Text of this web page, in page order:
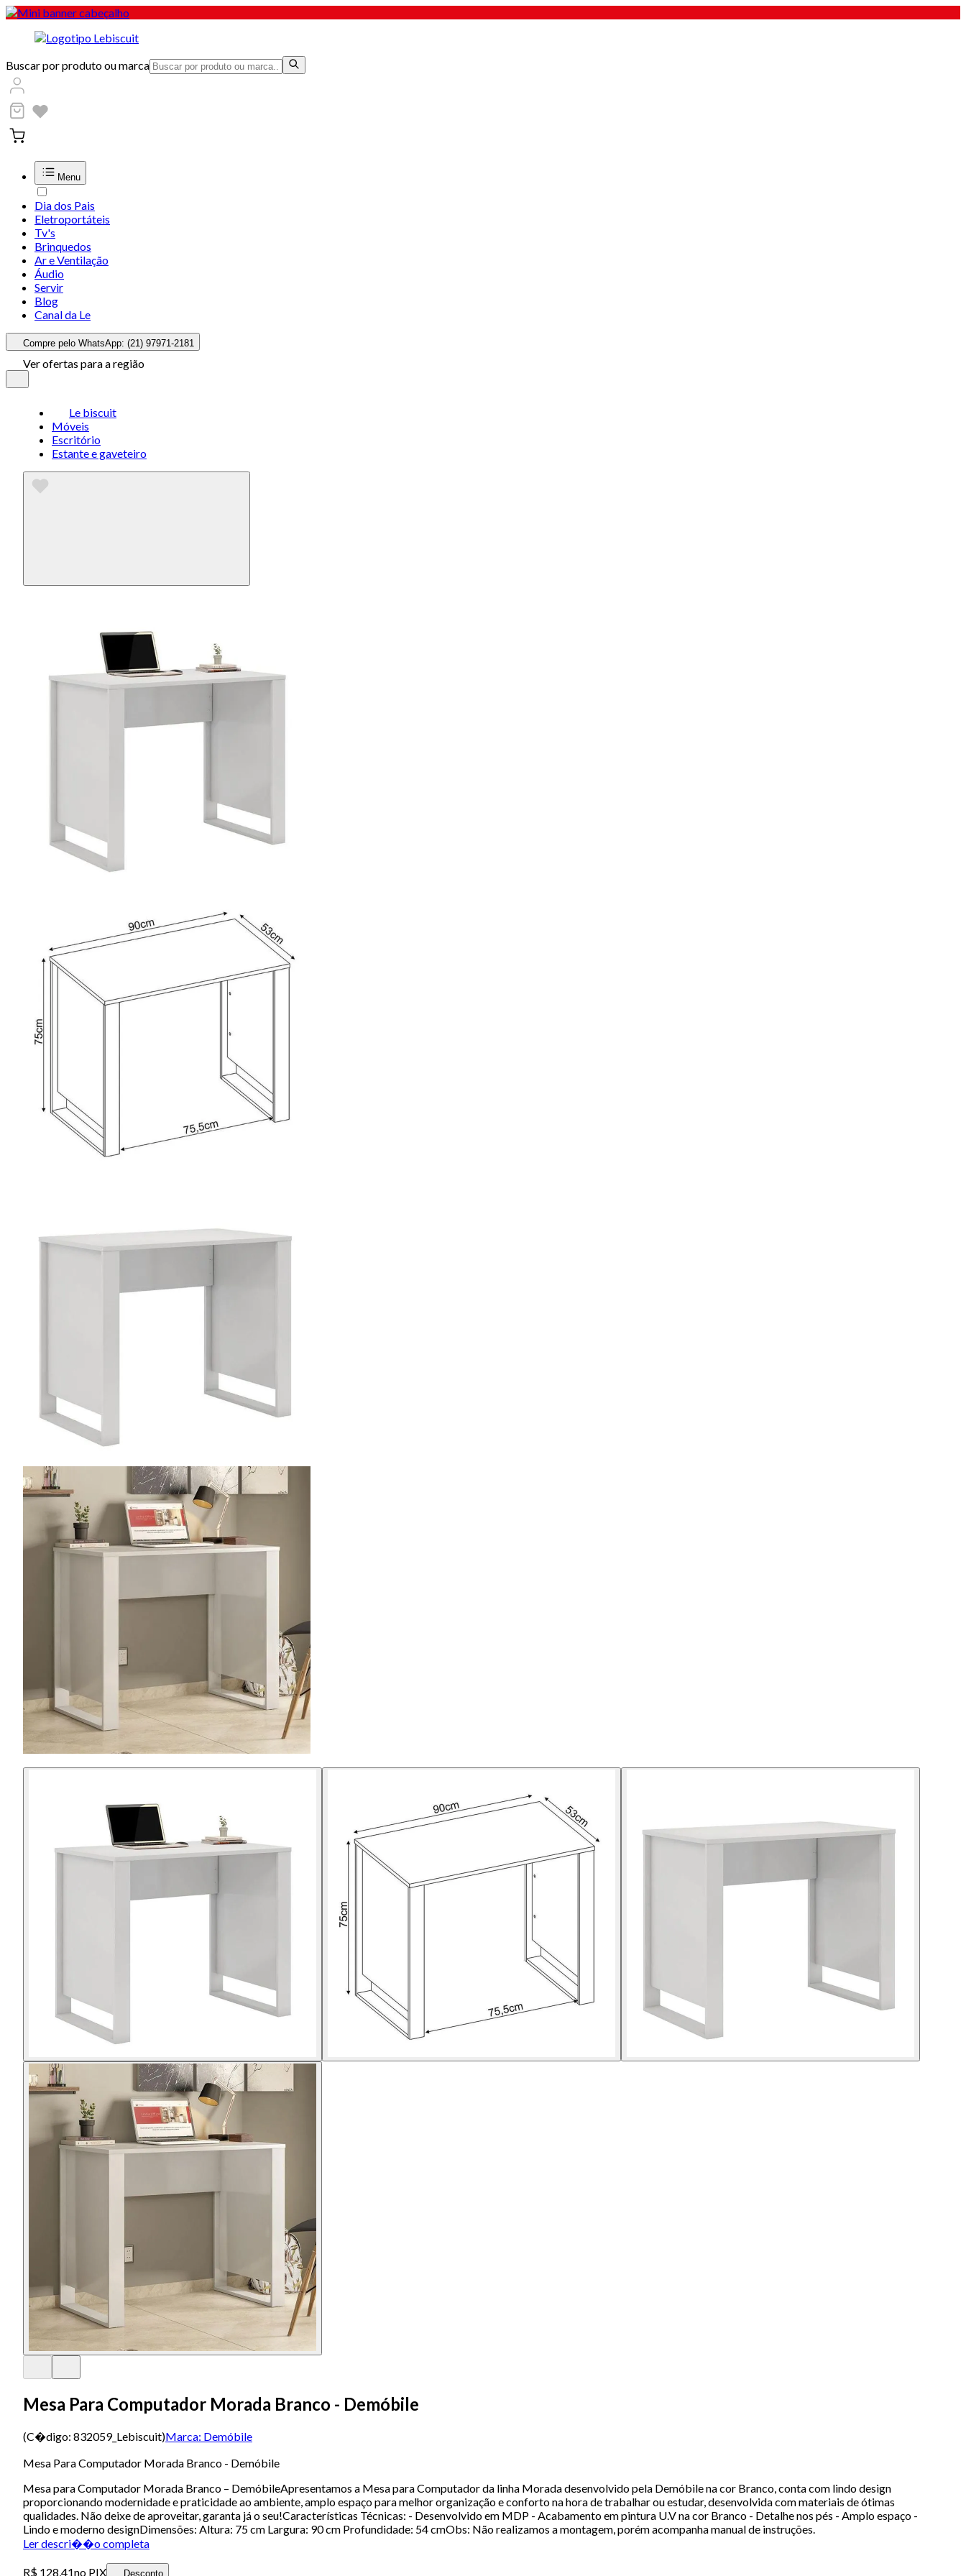
Buscar por produto ou marca
Menu
Dia dos Pais
Eletroportáteis
Tv's
Brinquedos
Ar e Ventilação
Áudio
Servir
Blog
Canal da Le
Compre pelo WhatsApp: (21) 97971-2181
Ver ofertas para a região
Le biscuit
Móveis
Escritório
Estante e gaveteiro
Mesa Para Computador Morada Branco - Demóbile
(C�digo: 832059_Lebiscuit)Marca: Demóbile
Mesa Para Computador Morada Branco - Demóbile
Mesa para Computador Morada Branco – DemóbileApresentamos a Mesa para Computador da linha Morada desenvolvido pela Demóbile na cor Branco, conta com lindo design
proporcionando modernidade e praticidade ao ambiente, amplo espaço para melhor organização e conforto na hora de trabalhar ou estudar, desenvolvida com materiais de ótimas
qualidades. Não deixe de aproveitar, garanta já o seu!Características Técnicas: - Desenvolvido em MDP - Acabamento em pintura U.V na cor Branco - Detalhe nos pés - Amplo espaço -
Lindo e moderno designDimensões: Altura: 75 cm Largura: 90 cm Profundidade: 54 cmObs: Não realizamos a montagem, porém acompanha manual de instruções.
Ler descri��o completa
R$ 128,41no PIX Desconto